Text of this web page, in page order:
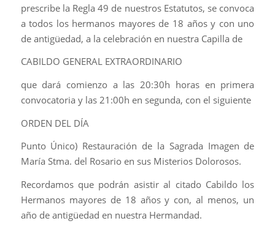
prescribe la Regla 49 de nuestros Estatutos, se convoca
a todos los hermanos mayores de 18 años y con uno
de antigüedad, a la celebración en nuestra Capilla de
CABILDO GENERAL EXTRAORDINARIO
que dará comienzo a las 20:30h horas en primera
convocatoria y las 21:00h en segunda, con el siguiente
ORDEN DEL DÍA
Punto Único) Restauración de la Sagrada Imagen de
María Stma. del Rosario en sus Misterios Dolorosos.
Recordamos que podrán asistir al citado Cabildo los
Hermanos mayores de 18 años y con, al menos, un
año de antigüedad en nuestra Hermandad.